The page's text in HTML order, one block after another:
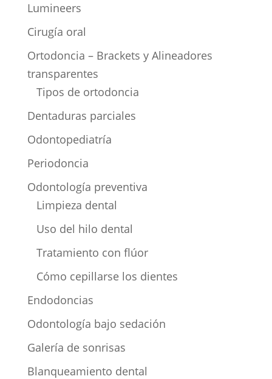
Lumineers
Cirugía oral
Ortodoncia – Brackets y Alineadores
transparentes
Tipos de ortodoncia
Dentaduras parciales
Odontopediatría
Periodoncia
Odontología preventiva
Limpieza dental
Uso del hilo dental
Tratamiento con flúor
Cómo cepillarse los dientes
Endodoncias
Odontología bajo sedación
Galería de sonrisas
Blanqueamiento dental